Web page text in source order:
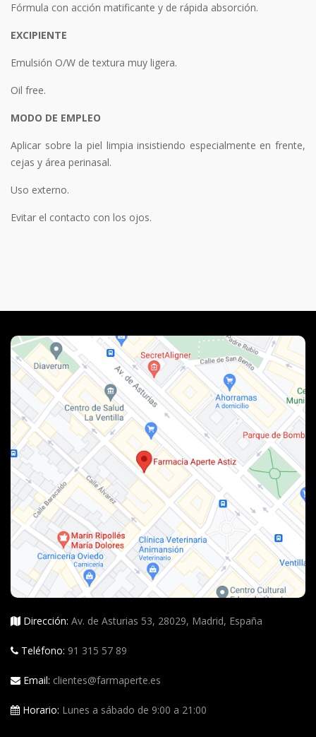
Fórmula con acción matificante y de rápida absorción.
EXCIPIENTE
Emulsión O/W de textura muy ligera.
Oil free.
MODO DE EMPLEO
Aplicar sobre la piel limpia insistiendo especialmente en frente,
cejas y área perinasal.
Uso externo.
Evitar el contacto con los ojos.
Dirección: Av. de Asturias 53, 28029, Madrid, España
Teléfono: 91 315 57 89
Email: clientes@farmaperte.es
Horario: Lunes a sábado de 9:00 a 21:00